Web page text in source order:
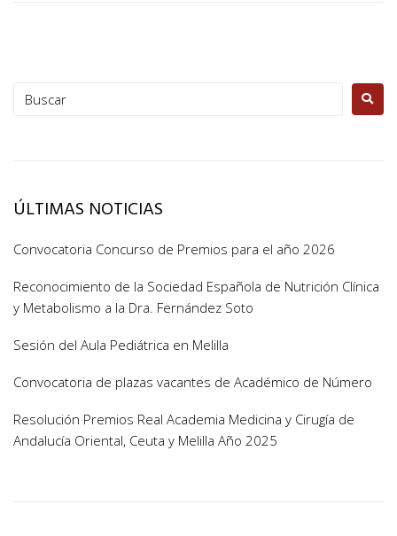
ÚLTIMAS NOTICIAS
Convocatoria Concurso de Premios para el año 2026
Reconocimiento de la Sociedad Española de Nutrición Clínica
y Metabolismo a la Dra. Fernández Soto
Sesión del Aula Pediátrica en Melilla
Convocatoria de plazas vacantes de Académico de Número
Resolución Premios Real Academia Medicina y Cirugía de
Andalucía Oriental, Ceuta y Melilla Año 2025